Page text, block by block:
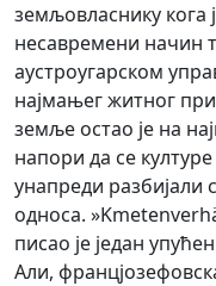
земљовласнику кога
несавремени начин
аустроугарском
најмањег житног
земље остао је на
напори да се
унапреди разбијали
односа.
писао је један
Али,